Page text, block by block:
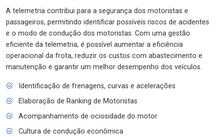
A telemetria contribui para a segurança dos motoristas e
passageiros, permitindo identificar possíveis riscos de acidentes
e o modo de condução dos motoristas. Com uma gestão
eficiente da telemetria, é possível aumentar a eficiência
operacional da frota, reduzir os custos com abastecimento e
manutenção e garantir um melhor desempenho dos veículos.
Identificação de frenagens, curvas e acelerações
Elaboração de Ranking de Motoristas
Acompanhamento de ociosidade do motor
Cultura de condução econômica